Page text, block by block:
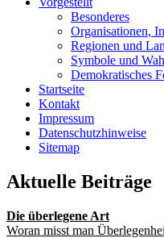
Besonderes
Organisationen,
Regionen und
Symbole und
Demokratisches
Startseite
Kontakt
Impressum
Datenschutzhinweise
Sitemap
Aktuelle Beiträge
Die überlegene Art
Woran misst man